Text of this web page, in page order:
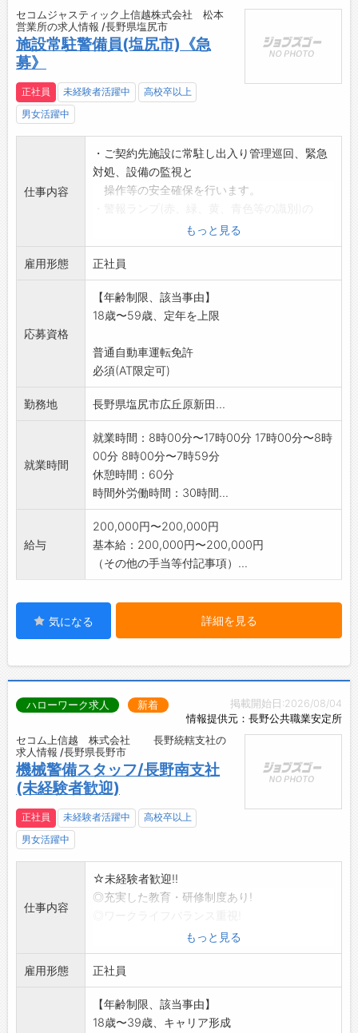
セコムジャスティック上信越株式会社 松本
営業所の求人情報 /長野県塩尻市
施設常駐警備員(塩尻市)《急
募》
正社員 未経験者活躍中
高校卒以上
男女活躍中
仕事内容
・ご契約先施設に常駐し出入り管理巡回、緊急
対処、設備の監視と
操作等の安全確保を行います。
他、警報音、物音を
聞き分け的確に対処します。
・イベント警備
(J3ホームゲーム、スポーツイベント、花火
大会 等)
:変更の範囲:会社の定める業務
下さい。
もっと見る
雇用形態 正社員
応募資格
【年齢制限、該当事由】
18歳〜59歳、定年を上限
普通自動車運転免許
必須(AT限定可)
勤務地 長野県塩尻市広丘原新田...
就業時間
就業時間：8時00分〜17時00分 17時00分〜8時
00分 8時00分〜7時59分
休憩時間：60分
時間外労働時間：30時間...
給与
200,000円〜200,000円
基本給：200,000円〜200,000円
（その他の手当等付記事項）...
気になる 詳細を見る
掲載開始日:2026/08/04
情報提供元：長野公共職業安定所
ハローワーク求人 新着
セコム上信越 株式会社 長野統轄支社の
求人情報 /長野県長野市
機械警備スタッフ/長野南支社
(未経験者歓迎)
正社員 未経験者活躍中
高校卒以上
男女活躍中
仕事内容
☆未経験者歓迎!!
◎充実した教育・研修制度あり!
・セコムグループの様々なサービスの最前線で
高度な安全・安心を
お届けする社会貢献度の高い仕事です。
・ご契約先のセンサーが異常をキャッチした場
合、
車両で迅速に駆け付けます。
もっと見る
雇用形態 正社員
【年齢制限、該当事由】
18歳〜39歳、キャリア形成